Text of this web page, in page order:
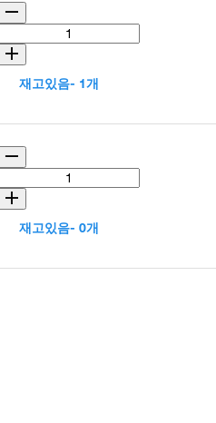
재고있음- 1개
재고있음- 0개